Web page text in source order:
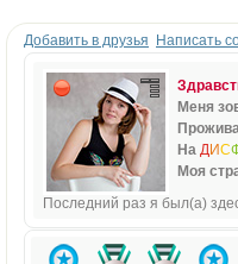
Добавить в друзья Написать
Меня
На ДИС
Моя
Последний раз я был(а)